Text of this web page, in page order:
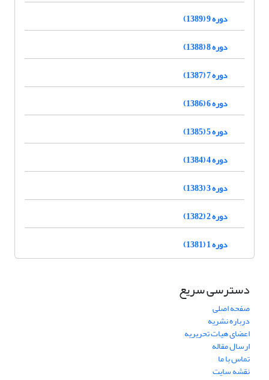
دوره 9 (1389)
دوره 8 (1388)
دوره 7 (1387)
دوره 6 (1386)
دوره 5 (1385)
دوره 4 (1384)
دوره 3 (1383)
دوره 2 (1382)
دوره 1 (1381)
دسترسی سریع
صفحه اصلی
درباره نشریه
اعضای هیات تحریریه
ارسال مقاله
تماس با ما
نقشه سایت